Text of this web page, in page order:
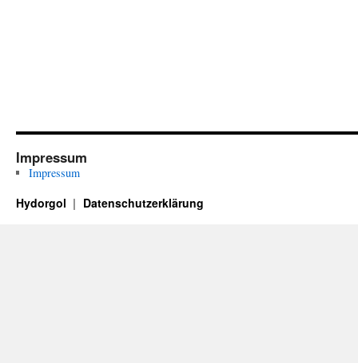
Impressum
Impressum
Hydorgol Datenschutzerklärung